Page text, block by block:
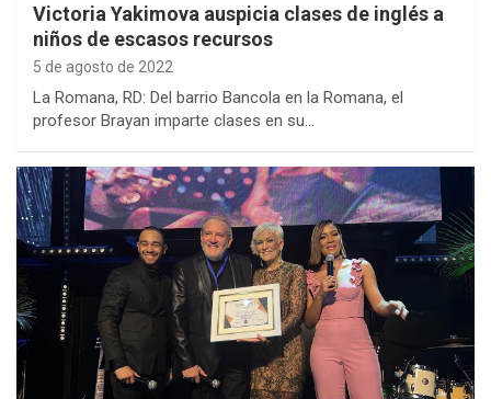
Victoria Yakimova auspicia clases de inglés a
niños de escasos recursos
5 de agosto de 2022
La Romana, RD: Del barrio Bancola en la Romana, el
profesor Brayan imparte clases en su…